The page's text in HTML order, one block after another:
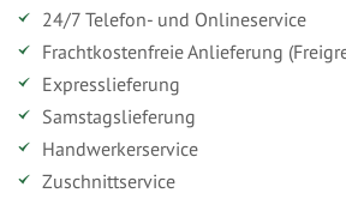
24/7 Telefon- und Onlineservice
Frachtkostenfreie Anlieferung
Expresslieferung
Samstagslieferung
Handwerkerservice
Zuschnittservice